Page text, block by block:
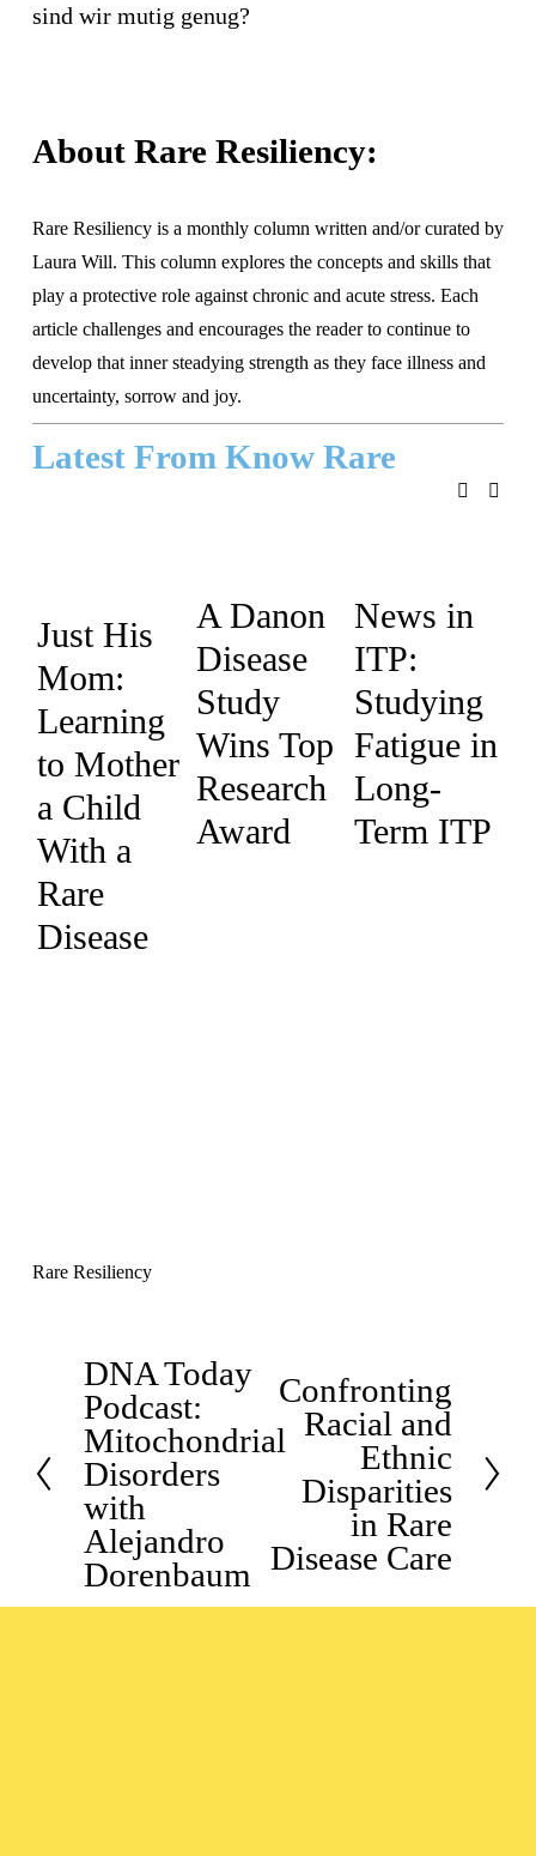
sind wir mutig genug?
About Rare Resiliency:
Rare Resiliency is a monthly column written and/or curated by
Laura Will. This column explores the concepts and skills that
play a protective role against chronic and acute stress. Each
article challenges and encourages the reader to continue to
develop that inner steadying strength as they face illness and
uncertainty, sorrow and joy.
Latest From Know Rare
Just His
Mom:
Learning
to Mother
a Child
With a
Rare
Disease
A Danon
Disease
Study
Wins Top
Research
Award
News in
ITP:
Studying
Fatigue in
Long-
Term ITP
Rare Resiliency
e
i
o
s
DNA Today
Podcast:
Mitochondrial
Disorders
with
Alejandro
Dorenbaum
N
x
Confronting
Racial and
Ethnic
Disparities
in Rare
Disease Care